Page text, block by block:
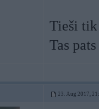
Tieši tik
Tas
23. Aug 2017,